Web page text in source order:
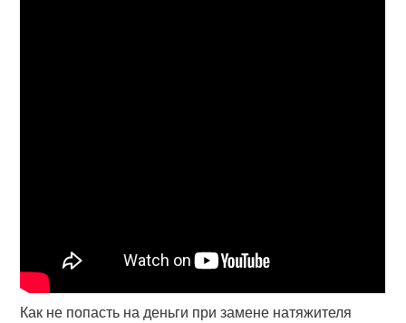
Как не попасть на деньги при замене натяжителя